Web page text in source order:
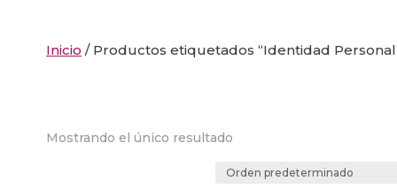
Inicio / Productos etiquetados “Identidad
Mostrando el único resultado